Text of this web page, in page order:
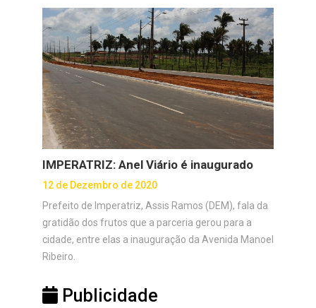
IMPERATRIZ: Anel Viário é inaugurado
12 de Dezembro de 2020
Prefeito de Imperatriz, Assis Ramos (DEM), fala da
gratidão dos frutos que a parceria gerou para a
cidade, entre elas a inauguração da Avenida Manoel
Ribeiro.
Publicidade